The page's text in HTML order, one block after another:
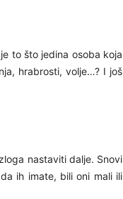
to što jedina osoba koja
hrabrosti, volje…? I još
nastaviti dalje. Snovi
ih imate, bili oni mali ili